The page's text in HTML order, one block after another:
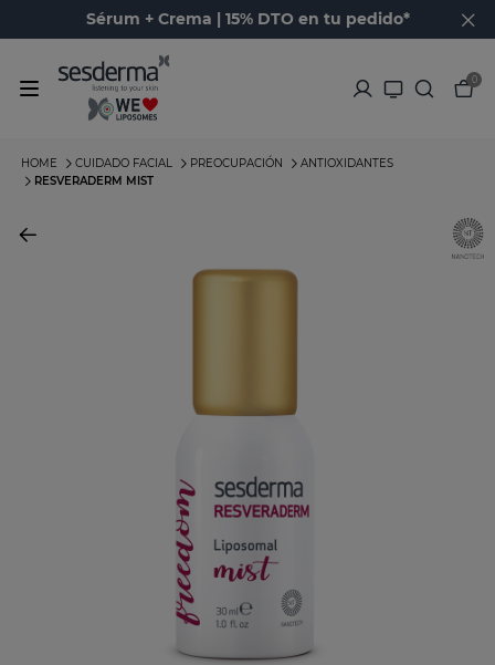
Sérum + Crema | 15% DTO en tu pedido*
0
HOME CUIDADO FACIAL PREOCUPACIÓN
ANTIOXIDANTES
RESVERADERM MIST